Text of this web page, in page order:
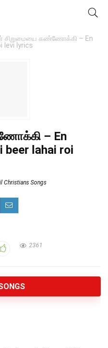
சிறுமையை கண்ணோக்கி – En
levi lyrics
– En
beer lahai roi
Christians Songs
2361